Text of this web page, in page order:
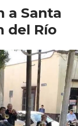
a Santa
del Río